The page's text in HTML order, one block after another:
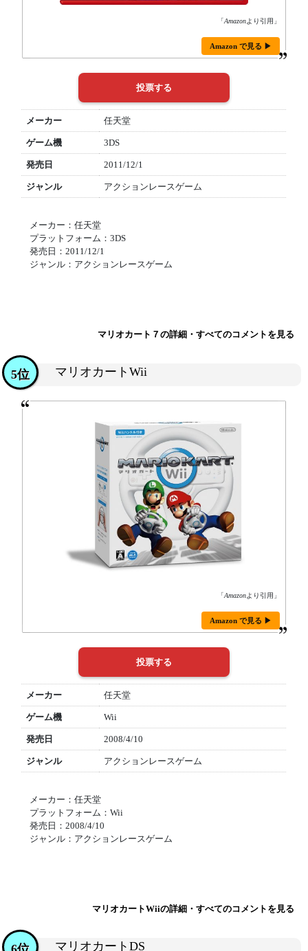
「Amazonより引用」
Amazon で見る ▶
メーカー 任天堂
ゲーム機 3DS
発売日 2011/12/1
ジャンル アクションレースゲーム
メーカー：任天堂
プラットフォーム：3DS
発売日：2011/12/1
ジャンル：アクションレースゲーム
マリオカート７の詳細・すべてのコメントを見る
マリオカートWii
5位
「Amazonより引用」
Amazon で見る ▶
メーカー 任天堂
ゲーム機 Wii
発売日 2008/4/10
ジャンル アクションレースゲーム
メーカー：任天堂
プラットフォーム：Wii
発売日：2008/4/10
ジャンル：アクションレースゲーム
マリオカートWiiの詳細・すべてのコメントを見る
マリオカートDS